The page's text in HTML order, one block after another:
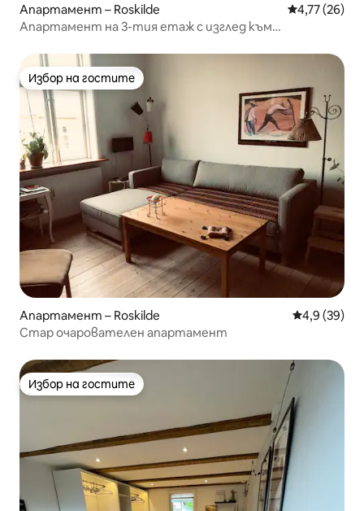
Апартамент – Roskilde Средна
4,77 (26)
Апартамент на 3-тия етаж с изглед към
Избор на гостите
Избор на гостите
Апартамент – Roskilde Средна
4,9 (39)
Стар очарователен апартамент
Избор на гостите
Избор на гостите